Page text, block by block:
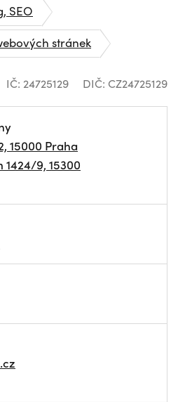
SEO
stránek
IČ: 24725129 DIČ: CZ24725129
15000 Praha
1424/9, 15300